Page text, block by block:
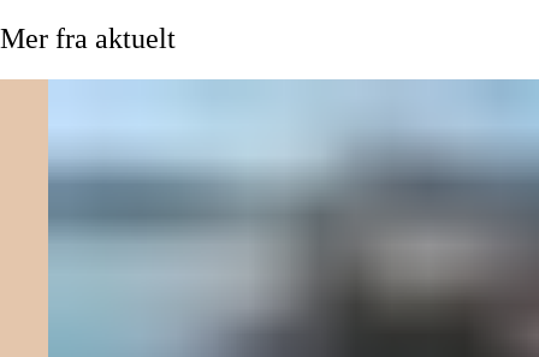
Mer fra aktuelt